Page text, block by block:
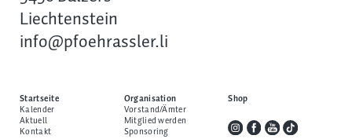
Liechtenstein
info@pfoehrassler.li
Startseite
Kalender
Aktuell
Kontakt
Organisation
Vorstand/Ämter
Mitglied werden
Sponsoring
Shop